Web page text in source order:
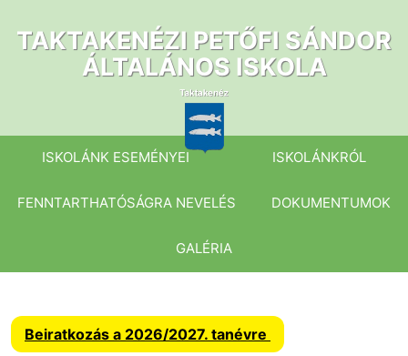
tartalomhoz
TAKTAKENÉZI PETŐFI SÁNDOR
ÁLTALÁNOS ISKOLA
ISKOLÁNK ESEMÉNYEI ISKOLÁNKRÓL
FENNTARTHATÓSÁGRA NEVELÉS DOKUMENTUMOK
GALÉRIA
Beiratkozás a 2026/2027. tanévre